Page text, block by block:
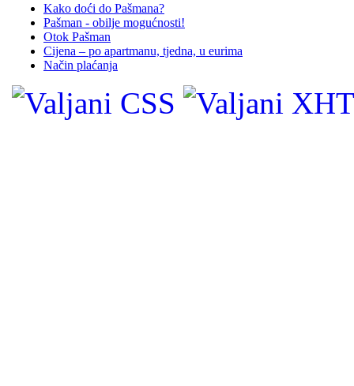
Kako doći do Pašmana?
Pašman - obilje mogućnosti!
Otok Pašman
Cijena – po apartmanu, tjedna, u eurima
Način plaćanja